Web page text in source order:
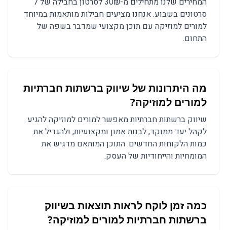
סרטונים בשבוע. אנחנו מציעים חבילות מותאמות במיוחד
למורים למוזיקה עם תוכן מקצועי שמדבר בשפה של
התחום.
מה היתרונות של שיווק ברשתות חברתיות
למורים למוזיקה?
שיווק ברשתות חברתיות מאפשר למורים למוזיקה להגיע
לקהל יעד ממוקד, לבנות אמון ומקצועיות, ולהגדיל את
כמות הלקוחות החדשים. התוכן המותאם מדגיש את
המומחיות והייחודיות של העסק.
כמה זמן לוקח לראות תוצאות בשיווק
ברשתות חברתיות למורים למוזיקה?